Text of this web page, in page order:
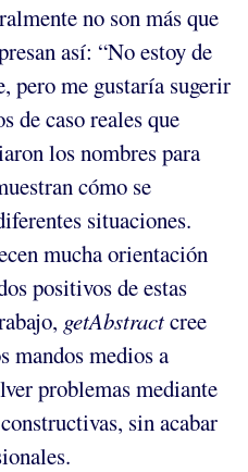
no son más que
así: “No estoy de
pero me gustaría sugerir
de caso reales que
los nombres para
cómo se
situaciones.
mucha orientación
positivos de estas
getAbstractcree
mandos medios a
problemas mediante
sin acabar